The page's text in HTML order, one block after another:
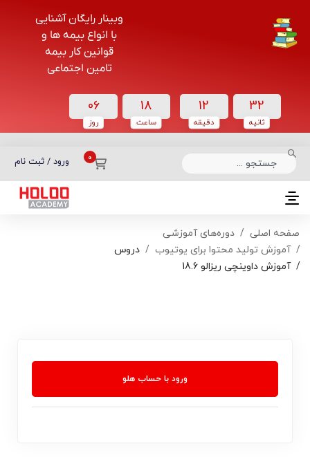
وبینار رایگان آشنایی
با انواع بیمه ها و
قوانین کار بیمه
تامین اجتماعی
06
روز
18
ساعت‌
12
دقیقه
32
ثانیه
ورود / ثبت نام
دسته بندی دوره‌ها
صفحه اصلی
دوره‌های آموزشی
آموزش تولید محتوا برای یوتیوب
دروس
آموزش داوینچی ریزالو 18.6
ورود با حساب هلو